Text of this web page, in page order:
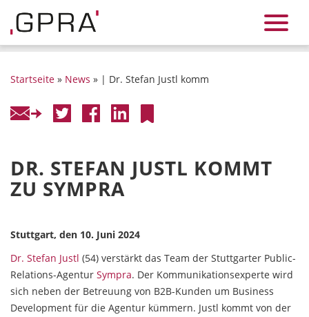
Startseite » News » | Dr. Stefan Justl komm
DR. STEFAN JUSTL KOMMT
ZU SYMPRA
Stuttgart, den 10. Juni 2024
Dr. Stefan Justl (54) verstärkt das Team der Stuttgarter Public-
Relations-Agentur Sympra. Der Kommunikationsexperte wird
sich neben der Betreuung von B2B-Kunden um Business
Development für die Agentur kümmern. Justl kommt von der